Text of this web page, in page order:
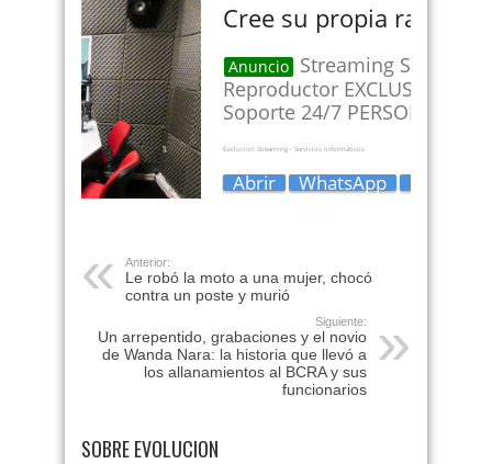
Anterior:
Le robó la moto a una mujer, chocó
contra un poste y murió
Siguiente:
Un arrepentido, grabaciones y el novio
de Wanda Nara: la historia que llevó a
los allanamientos al BCRA y sus
funcionarios
SOBRE EVOLUCION